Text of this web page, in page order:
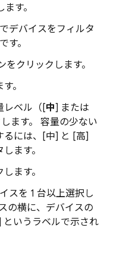
す。
デバイスをフィルタ
す。
をクリックします。
。
レベル（[中] または
ます。 容量の少ない
るには、[中] と [高]
ます。
ます。
スを 1 台以上選択し
の横に、デバイスの
というラベルで示され